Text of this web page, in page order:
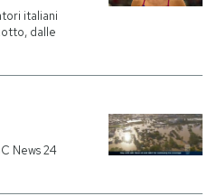
italiani
dalle
News 24